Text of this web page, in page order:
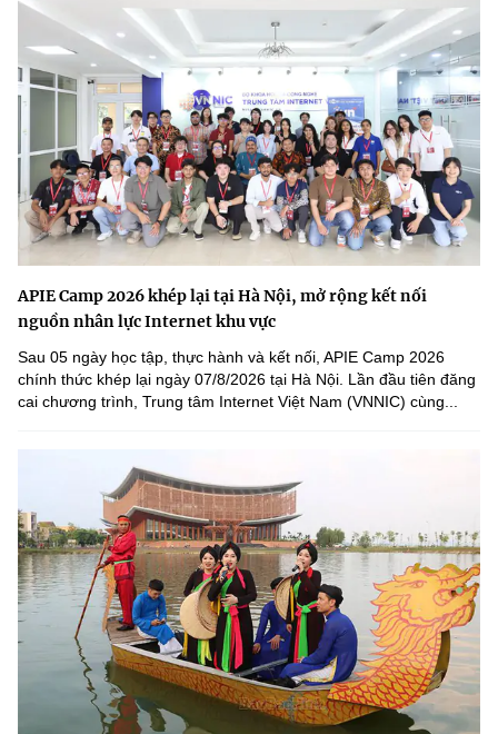
APIE Camp 2026 khép lại tại Hà Nội, mở rộng kết nối
nguồn nhân lực Internet khu vực
Sau 05 ngày học tập, thực hành và kết nối, APIE Camp 2026
chính thức khép lại ngày 07/8/2026 tại Hà Nội. Lần đầu tiên đăng
cai chương trình, Trung tâm Internet Việt Nam (VNNIC) cùng...